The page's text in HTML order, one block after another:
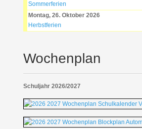
Sommerferien
Montag, 26. Oktober 2026
Herbstferien
Wochenplan
Schuljahr 2026/2027